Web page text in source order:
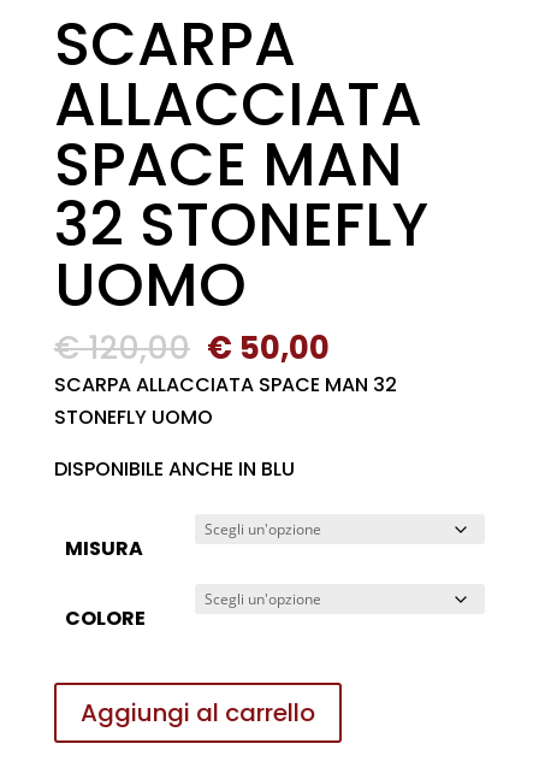
SCARPA
ALLACCIATA
SPACE MAN
32 STONEFLY
UOMO
€120,00 Il
prezzo
originale
€ 120,00.
€ 50,00Il
prezzo
SCARPA ALLACCIATA SPACE MAN 32
STONEFLY UOMO
DISPONIBILE ANCHE IN BLU
MISURA
COLORE
SCARPA
ALLACCIATA
Aggiungi al carrello